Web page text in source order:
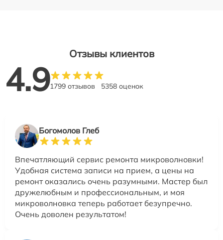
Отзывы клиентов
4.91799 отзывов 5358 оценок
Богомолов Глеб
Впечатляющий сервис ремонта микроволновки!
Удобная система записи на прием, а цены на
ремонт оказались очень разумными. Мастер был
дружелюбным и профессиональным, и моя
микроволновка теперь работает безупречно.
Очень доволен результатом!